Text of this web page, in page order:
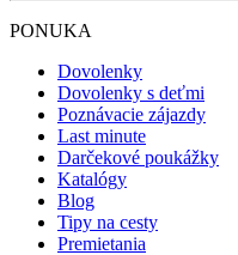
PONUKA
Dovolenky
Dovolenky s deťmi
Poznávacie zájazdy
Last minute
Darčekové poukážky
Katalógy
Blog
Tipy na cesty
Premietania